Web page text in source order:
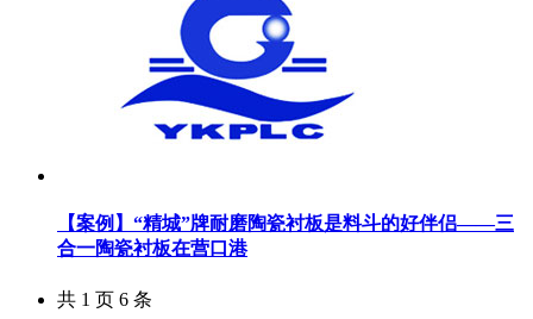
【案例】“精城”牌耐磨陶瓷衬板是料斗的好伴侣——三
合一陶瓷衬板在营口港
共 1 页 6 条